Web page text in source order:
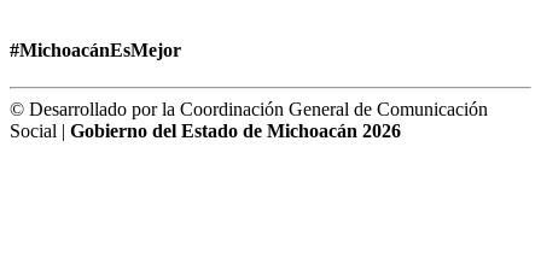
#MichoacánEsMejor
© Desarrollado por la Coordinación General de Comunicación
Social | Gobierno del Estado de Michoacán 2026